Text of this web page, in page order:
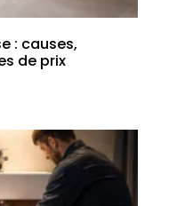
: causes,
de prix